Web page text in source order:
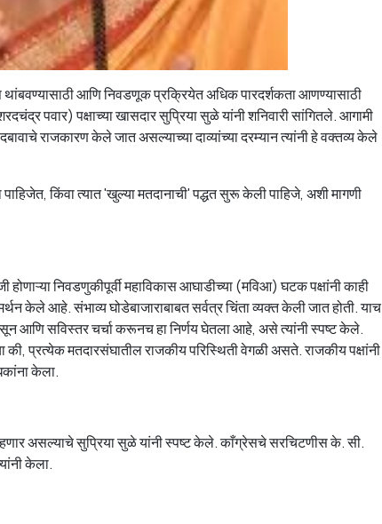
आणि निवडणूक प्रक्रियेत अधिक पारदर्शकता आणण्यासाठी
पवार) पक्षाच्या खासदार सुप्रिया सुळे यांनी शनिवारी सांगितले. आगामी
राजकारण केले जात असल्याच्या दाव्यांच्या दरम्यान त्यांनी हे वक्तव्य केले
किंवा त्यात 'खुल्या मतदानाची' पद्धत सुरू केली पाहिजे, अशी मागणी
निवडणुकीपूर्वी महाविकास आघाडीच्या (मविआ) घटक पक्षांनी काही
केले आहे. संभाव्य घोडेबाजाराबाबत सर्वत्र चिंता व्यक्त केली जात होती. याच
आणि सविस्तर चर्चा करूनच हा निर्णय घेतला आहे, असे त्यांनी स्पष्ट केले.
की, प्रत्येक मतदारसंघातील राजकीय परिस्थिती वेगळी असते. राजकीय पक्षांनी
केला.
असल्याचे सुप्रिया सुळे यांनी स्पष्ट केले. काँग्रेसचे सरचिटणीस के. सी.
केला.